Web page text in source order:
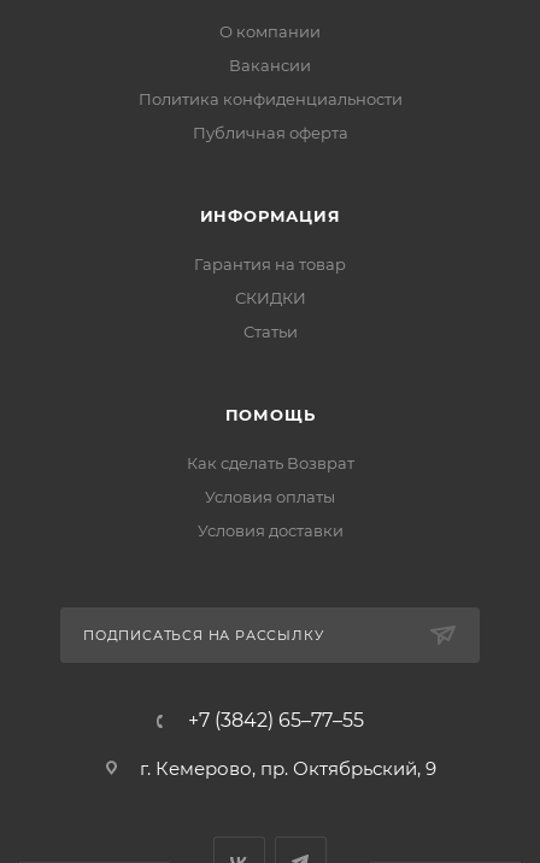
О компании
Вакансии
Политика конфиденциальности
Публичная оферта
ИНФОРМАЦИЯ
Гарантия на товар
СКИДКИ
Статьи
ПОМОЩЬ
Как сделать Возврат
Условия оплаты
Условия доставки
ПОДПИСАТЬСЯ НА РАССЫЛКУ
+7 (3842) 65–77–55
г. Кемерово, пр. Октябрьский, 9